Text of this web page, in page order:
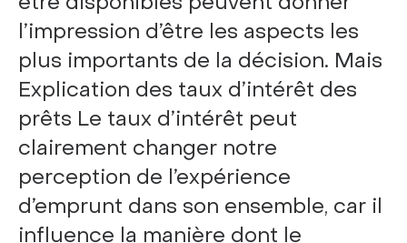
l’impression d’être les aspects les
plus importants de la décision. Mais
Explication des taux d’intérêt des
prêts Le taux d’intérêt peut
clairement changer notre
perception de l’expérience
d’emprunt dans son ensemble, car il
influence la manière dont le